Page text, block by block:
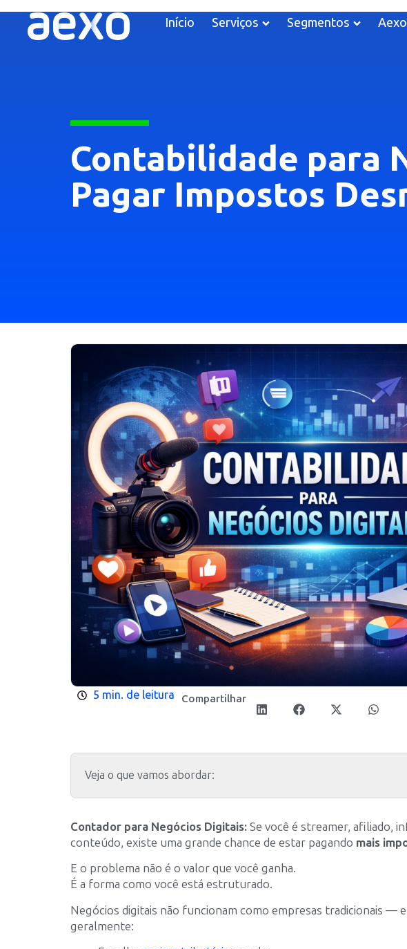
Início Serviços Segmentos
Contabilidade para
Pagar Impostos
5 min. de leitura Compartilhar
Veja o que vamos abordar:
Contador para Negócios Digitais: Se você é streamer, afiliado,
conteúdo, existe uma grande chance de estar pagando mais
E o problema não é o valor que você ganha.
É a forma como você está estruturado.
Negócios digitais não funcionam como empresas tradicionais —
geralmente: